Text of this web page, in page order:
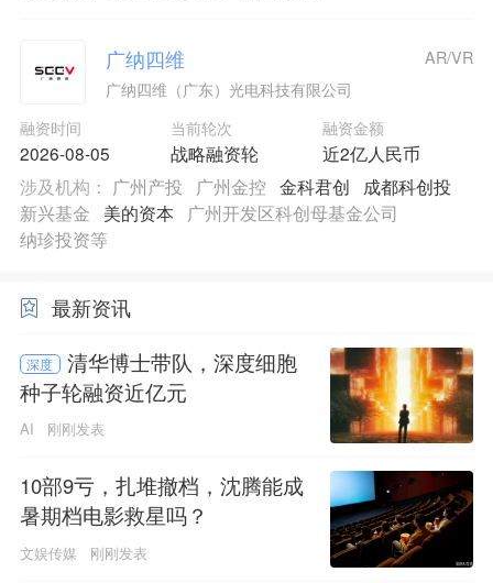
广纳四维
广纳四维（广东）光电科技有限公司
融资时间
2026-08-05
当前轮次
战略融资轮
融资金额
近2亿人民币
AR/VR
涉及机构： 广州产投 广州金控 金科君创
成都科创投
新兴基金
美的资本
广州开发区科创母基金公司
纳珍投资等
最新资讯
深度
清华博士带队，深度细胞
种子轮融资近亿元
AI 刚刚发表
10部9亏，扎堆撤档，沈腾能成
暑期档电影救星吗？
文娱传媒 刚刚发表